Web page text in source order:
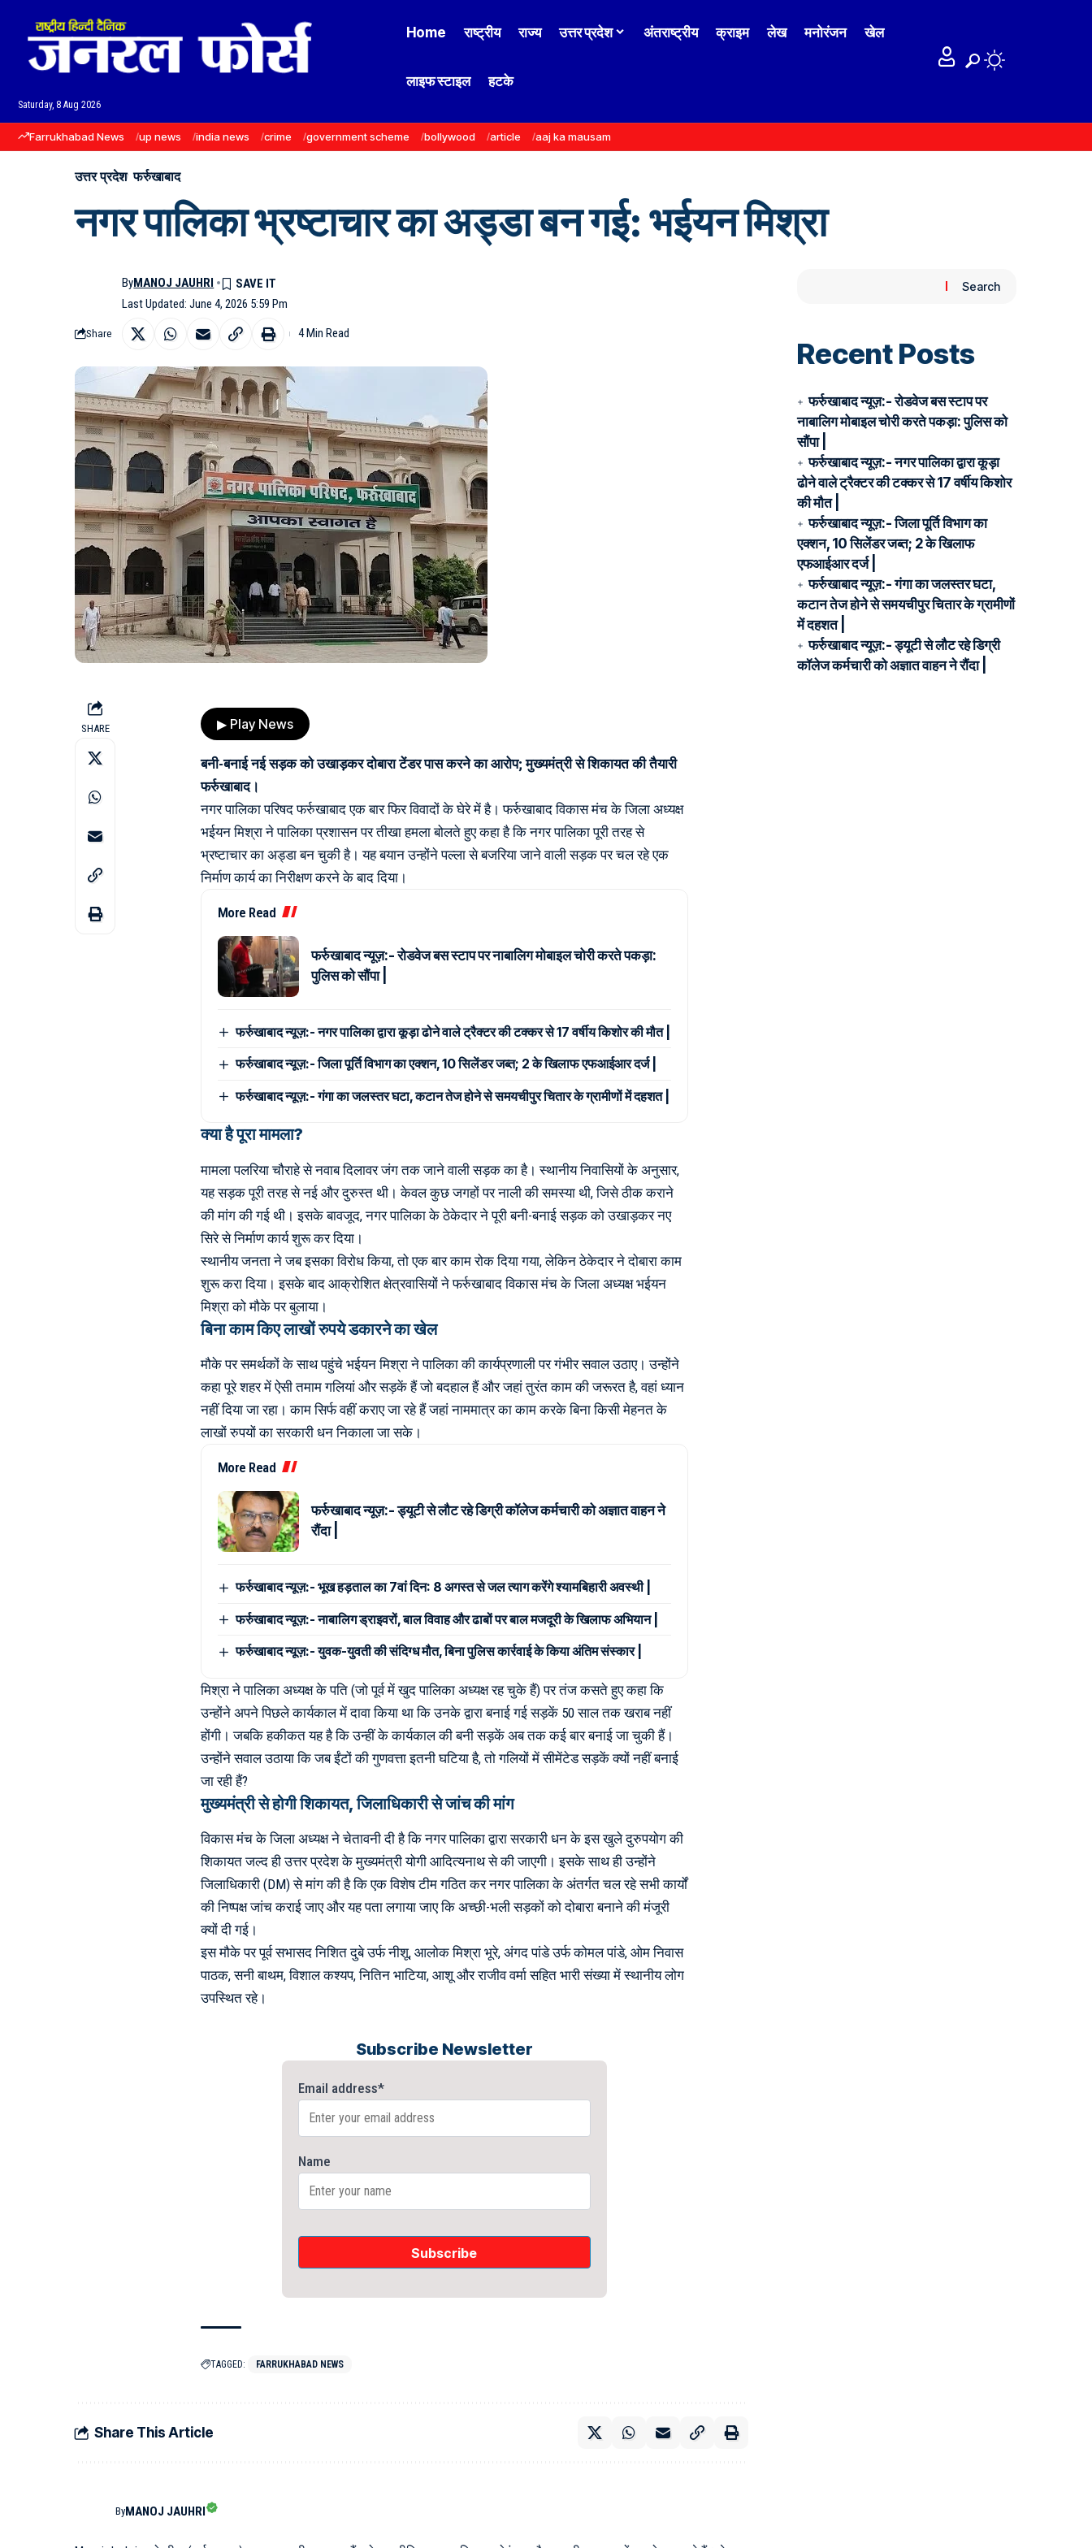
Saturday, 8 Aug 2026
Home राष्ट्रीय राज्य उत्तर प्रदेश अंतराष्ट्रीय क्राइम लेख मनोरंजन खेल
लाइफ स्टाइल हटके
Farrukhabad News up news india news crime government scheme bollywood article aaj ka mausam
उत्तर प्रदेश फर्रुखाबाद
नगर पालिका भ्रष्टाचार का अड्डा बन गई: भईयन मिश्रा
Last Updated: June 4, 2026 5:59 Pm
ByMANOJ JAUHRI
Share 4 Min Read
SHARE ▶ Play News
बनी-बनाई नई सड़क को उखाड़कर दोबारा टेंडर पास करने का आरोप; मुख्यमंत्री से शिकायत की तैयारी
फर्रुखाबाद।
नगर पालिका परिषद फर्रुखाबाद एक बार फिर विवादों के घेरे में है। फर्रुखाबाद विकास मंच के जिला अध्यक्ष
भईयन मिश्रा ने पालिका प्रशासन पर तीखा हमला बोलते हुए कहा है कि नगर पालिका पूरी तरह से
भ्रष्टाचार का अड्डा बन चुकी है। यह बयान उन्होंने पल्ला से बजरिया जाने वाली सड़क पर चल रहे एक
निर्माण कार्य का निरीक्षण करने के बाद दिया।
More Read
फर्रुखाबाद न्यूज़:- रोडवेज बस स्टाप पर नाबालिग मोबाइल चोरी करते पकड़ा:
पुलिस को सौंपा |
फर्रुखाबाद न्यूज़:- नगर पालिका द्वारा कूड़ा ढोने वाले ट्रैक्टर की टक्कर से 17 वर्षीय किशोर की मौत |
फर्रुखाबाद न्यूज़:- जिला पूर्ति विभाग का एक्शन, 10 सिलेंडर जब्त; 2 के खिलाफ एफआईआर दर्ज |
फर्रुखाबाद न्यूज़:- गंगा का जलस्तर घटा, कटान तेज होने से समयचीपुर चितार के ग्रामीणों में दहशत |
क्या है पूरा मामला?
मामला पलरिया चौराहे से नवाब दिलावर जंग तक जाने वाली सड़क का है। स्थानीय निवासियों के अनुसार,
यह सड़क पूरी तरह से नई और दुरुस्त थी। केवल कुछ जगहों पर नाली की समस्या थी, जिसे ठीक कराने
की मांग की गई थी। इसके बावजूद, नगर पालिका के ठेकेदार ने पूरी बनी-बनाई सड़क को उखाड़कर नए
सिरे से निर्माण कार्य शुरू कर दिया।
स्थानीय जनता ने जब इसका विरोध किया, तो एक बार काम रोक दिया गया, लेकिन ठेकेदार ने दोबारा काम
शुरू करा दिया। इसके बाद आक्रोशित क्षेत्रवासियों ने फर्रुखाबाद विकास मंच के जिला अध्यक्ष भईयन
मिश्रा को मौके पर बुलाया।
बिना काम किए लाखों रुपये डकारने का खेल
मौके पर समर्थकों के साथ पहुंचे भईयन मिश्रा ने पालिका की कार्यप्रणाली पर गंभीर सवाल उठाए। उन्होंने
कहा पूरे शहर में ऐसी तमाम गलियां और सड़कें हैं जो बदहाल हैं और जहां तुरंत काम की जरूरत है, वहां ध्यान
नहीं दिया जा रहा। काम सिर्फ वहीं कराए जा रहे हैं जहां नाममात्र का काम करके बिना किसी मेहनत के
लाखों रुपयों का सरकारी धन निकाला जा सके।
More Read
फर्रुखाबाद न्यूज़:- ड्यूटी से लौट रहे डिग्री कॉलेज कर्मचारी को अज्ञात वाहन ने
रौंदा |
फर्रुखाबाद न्यूज़:- भूख हड़ताल का 7वां दिन: 8 अगस्त से जल त्याग करेंगे श्यामबिहारी अवस्थी |
फर्रुखाबाद न्यूज़:- नाबालिग ड्राइवरों, बाल विवाह और ढाबों पर बाल मजदूरी के खिलाफ अभियान |
फर्रुखाबाद न्यूज़:- युवक-युवती की संदिग्ध मौत, बिना पुलिस कार्रवाई के किया अंतिम संस्कार |
मिश्रा ने पालिका अध्यक्ष के पति (जो पूर्व में खुद पालिका अध्यक्ष रह चुके हैं) पर तंज कसते हुए कहा कि
उन्होंने अपने पिछले कार्यकाल में दावा किया था कि उनके द्वारा बनाई गई सड़कें 50 साल तक खराब नहीं
होंगी। जबकि हकीकत यह है कि उन्हीं के कार्यकाल की बनी सड़कें अब तक कई बार बनाई जा चुकी हैं।
उन्होंने सवाल उठाया कि जब ईंटों की गुणवत्ता इतनी घटिया है, तो गलियों में सीमेंटेड सड़कें क्यों नहीं बनाई
जा रही हैं?
मुख्यमंत्री से होगी शिकायत, जिलाधिकारी से जांच की मांग
विकास मंच के जिला अध्यक्ष ने चेतावनी दी है कि नगर पालिका द्वारा सरकारी धन के इस खुले दुरुपयोग की
शिकायत जल्द ही उत्तर प्रदेश के मुख्यमंत्री योगी आदित्यनाथ से की जाएगी। इसके साथ ही उन्होंने
जिलाधिकारी (DM) से मांग की है कि एक विशेष टीम गठित कर नगर पालिका के अंतर्गत चल रहे सभी कार्यों
की निष्पक्ष जांच कराई जाए और यह पता लगाया जाए कि अच्छी-भली सड़कों को दोबारा बनाने की मंजूरी
क्यों दी गई।
इस मौके पर पूर्व सभासद निशित दुबे उर्फ नीशू, आलोक मिश्रा भूरे, अंगद पांडे उर्फ कोमल पांडे, ओम निवास
पाठक, सनी बाथम, विशाल कश्यप, नितिन भाटिया, आशू और राजीव वर्मा सहित भारी संख्या में स्थानीय लोग
उपस्थित रहे।
Subscribe Newsletter
Email address*
Name
TAGGED: FARRUKHABAD NEWS
Share This Article
ByMANOJ JAUHRI
Search
Recent Posts
फर्रुखाबाद न्यूज़:- रोडवेज बस स्टाप पर
नाबालिग मोबाइल चोरी करते पकड़ा: पुलिस को
सौंपा |
फर्रुखाबाद न्यूज़:- नगर पालिका द्वारा कूड़ा
ढोने वाले ट्रैक्टर की टक्कर से 17 वर्षीय किशोर
की मौत |
फर्रुखाबाद न्यूज़:- जिला पूर्ति विभाग का
एक्शन, 10 सिलेंडर जब्त; 2 के खिलाफ
एफआईआर दर्ज |
फर्रुखाबाद न्यूज़:- गंगा का जलस्तर घटा,
कटान तेज होने से समयचीपुर चितार के ग्रामीणों
में दहशत |
फर्रुखाबाद न्यूज़:- ड्यूटी से लौट रहे डिग्री
कॉलेज कर्मचारी को अज्ञात वाहन ने रौंदा |